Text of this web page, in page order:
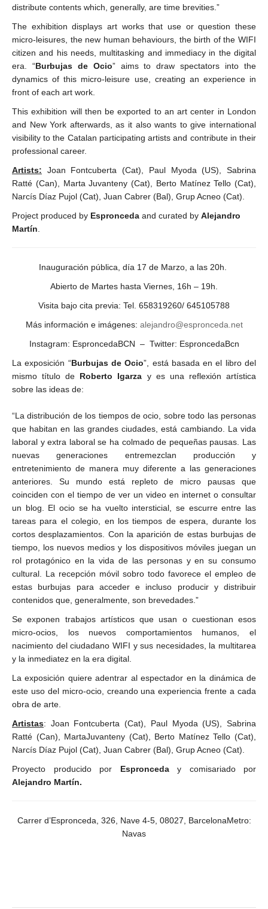
distribute contents which, generally, are time brevities.”
The exhibition displays art works that use or question these
micro-leisures, the new human behaviours, the birth of the WIFI
citizen and his needs, multitasking and immediacy in the digital
era. “Burbujas de Ocio” aims to draw spectators into the
dynamics of this micro-leisure use, creating an experience in
front of each art work.
This exhibition will then be exported to an art center in London
and New York afterwards, as it also wants to give international
visibility to the Catalan participating artists and contribute in their
professional career.
Artists: Joan Fontcuberta (Cat), Paul Myoda (US), Sabrina
Ratté (Can), Marta Juvanteny (Cat), Berto Matínez Tello (Cat),
Narcís Díaz Pujol (Cat), Juan Cabrer (Bal), Grup Acneo (Cat).
Project produced by Espronceda and curated by Alejandro
Martín.
Inauguración pública, día 17 de Marzo, a las 20h.
Abierto de Martes hasta Viernes, 16h – 19h.
Visita bajo cita previa: Tel. 658319260/ 645105788
Más información e imágenes: alejandro@espronceda.net
Instagram: EsproncedaBCN – Twitter: EsproncedaBcn
La exposición “Burbujas de Ocio”, está basada en el libro del
mismo título de Roberto Igarza y es una reflexión artística
sobre las ideas de:
“La distribución de los tiempos de ocio, sobre todo las personas
que habitan en las grandes ciudades, está cambiando. La vida
laboral y extra laboral se ha colmado de pequeñas pausas. Las
nuevas generaciones entremezclan producción y
entretenimiento de manera muy diferente a las generaciones
anteriores. Su mundo está repleto de micro pausas que
coinciden con el tiempo de ver un video en internet o consultar
un blog. El ocio se ha vuelto intersticial, se escurre entre las
tareas para el colegio, en los tiempos de espera, durante los
cortos desplazamientos. Con la aparición de estas burbujas de
tiempo, los nuevos medios y los dispositivos móviles juegan un
rol protagónico en la vida de las personas y en su consumo
cultural. La recepción móvil sobro todo favorece el empleo de
estas burbujas para acceder e incluso producir y distribuir
contenidos que, generalmente, son brevedades.”
Se exponen trabajos artísticos que usan o cuestionan esos
micro-ocios, los nuevos comportamientos humanos, el
nacimiento del ciudadano WIFI y sus necesidades, la multitarea
y la inmediatez en la era digital.
La exposición quiere adentrar al espectador en la dinámica de
este uso del micro-ocio, creando una experiencia frente a cada
obra de arte.
Artistas: Joan Fontcuberta (Cat), Paul Myoda (US), Sabrina
Ratté (Can), MartaJuvanteny (Cat), Berto Matínez Tello (Cat),
Narcís Díaz Pujol (Cat), Juan Cabrer (Bal), Grup Acneo (Cat).
Proyecto producido por Espronceday comisariado por
Alejandro Martín.
Carrer d’Espronceda, 326, Nave 4-5, 08027, BarcelonaMetro:
Navas